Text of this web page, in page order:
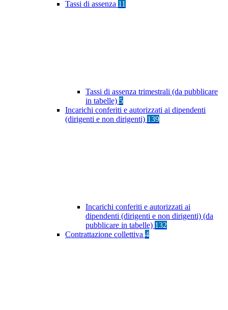
Tassi di assenza 11
Tassi di assenza trimestrali (da pubblicare
in tabelle) 5
Incarichi conferiti e autorizzati ai dipendenti
(dirigenti e non dirigenti) 139
Incarichi conferiti e autorizzati ai
dipendenti (dirigenti e non dirigenti) (da
pubblicare in tabelle) 132
Contrattazione collettiva 4